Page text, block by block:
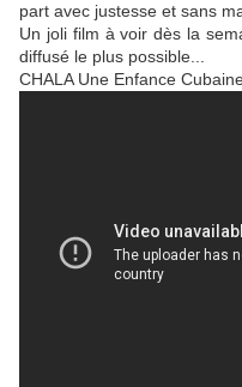
part avec justesse et sans
Un joli film à voir dès la
diffusé le plus possible...
CHALA Une Enfance